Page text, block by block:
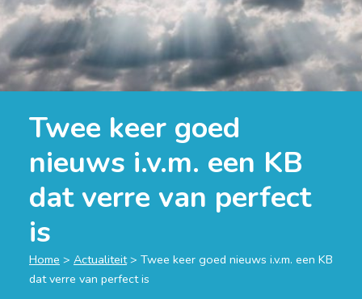
Twee keer goed
nieuws i.v.m. een KB
dat verre van perfect
is
Home > Actualiteit> Twee keer goed nieuws i.v.m. een KB
dat verre van perfect is